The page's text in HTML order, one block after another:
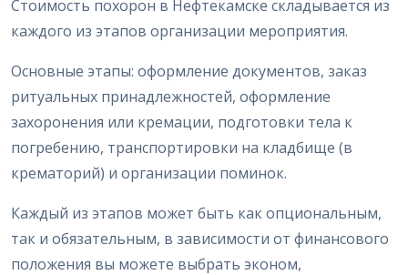
Стоимость похорон в Нефтекамске складывается из
каждого из этапов организации мероприятия.
Основные этапы: оформление документов, заказ
ритуальных принадлежностей, оформление
захоронения или кремации, подготовки тела к
погребению, транспортировки на кладбище (в
крематорий) и организации поминок.
Каждый из этапов может быть как опциональным,
так и обязательным, в зависимости от финансового
положения вы можете выбрать эконом,